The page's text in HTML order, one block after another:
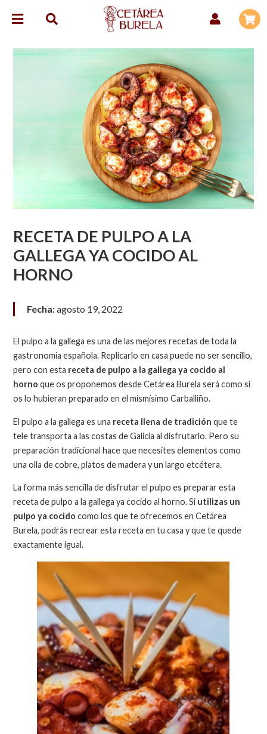
RECETA DE PULPO A LA
GALLEGA YA COCIDO AL
HORNO
Fecha:agosto 19, 2022
El pulpo a la gallega es una de las mejores recetas de toda la
gastronomía española. Replicarlo en casa puede no ser sencillo,
pero con esta receta de pulpo a la gallega ya cocido al
horno que os proponemos desde Cetárea Burela será como si
os lo hubieran preparado en el mismísimo Carballiño.
El pulpo a la gallega es una receta llena de tradición que te
tele transporta a las costas de Galicia al disfrutarlo. Pero su
preparación tradicional hace que necesites elementos como
una olla de cobre, platos de madera y un largo etcétera.
La forma más sencilla de disfrutar el pulpo es preparar esta
receta de pulpo a la gallega ya cocido al horno. Si utilizas un
pulpo ya cocido como los que te ofrecemos en Cetárea
Burela, podrás recrear esta receta en tu casa y que te quede
exactamente igual.